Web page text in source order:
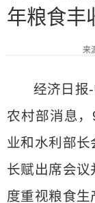
年粮食丰
来
经济日报
农村部消息
业和水利部
长赋出席会
度重视粮食